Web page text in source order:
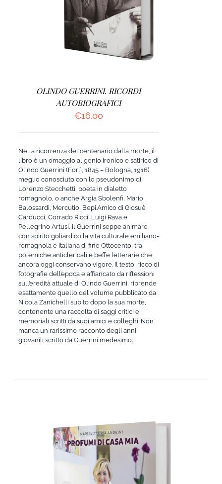
OLINDO GUERRINI. RICORDI
AUTOBIOGRAFICI
€16.00
Nella ricorrenza del centenario dalla morte, il
libro è un omaggio al genio ironico e satirico di
Olindo Guerrini (Forlì, 1845 – Bologna, 1916),
meglio conosciuto con lo pseudonimo di
Lorenzo Stecchetti, poeta in dialetto
romagnolo, o anche Argia Sbolenfi, Mario
Balossardi, Mercutio, Bepi.Amico di Giosuè
Carducci, Corrado Ricci, Luigi Rava e
Pellegrino Artusi, il Guerrini seppe animare
con spirito goliardico la vita culturale emiliano-
romagnola e italiana di fine Ottocento, tra
polemiche anticlericali e beffe letterarie che
ancora oggi conservano vigore. Il testo, ricco di
fotografie dell’epoca e affiancato da riflessioni
sull’eredità attuale di Olindo Guerrini, riprende
esattamente quello del volume pubblicato da
Nicola Zanichelli subito dopo la sua morte,
contenente una raccolta di saggi critici e
memoriali scritti da suoi amici e colleghi. Non
manca un rarissimo racconto degli anni
giovanili scritto da Guerrini medesimo.